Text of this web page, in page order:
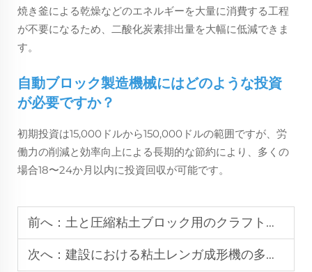
焼き釜による乾燥などのエネルギーを大量に消費する工程
が不要になるため、二酸化炭素排出量を大幅に低減できま
す。
自動ブロック製造機械にはどのような投資
が必要ですか？
初期投資は15,000ドルから150,000ドルの範囲ですが、労
働力の削減と効率向上による長期的な節約により、多くの
場合18〜24か月以内に投資回収が可能です。
前へ： 土と圧縮粘土ブロック用のクラフトブロック製造機
次へ： 建設における粘土レンガ成形機の多機能な利点